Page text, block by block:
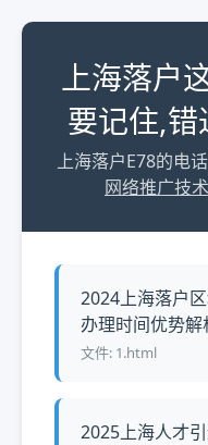
上海落户
要记住,
上海落户E78的电
网络推广技
2024上海落户
办理时间优势
文件: 1.html
2025上海人才